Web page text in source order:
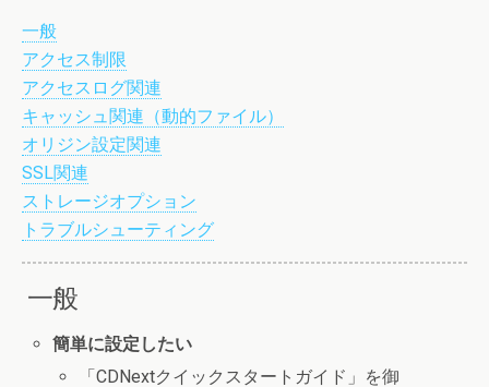
一般
アクセス制限
アクセスログ関連
キャッシュ関連（動的ファイル）
オリジン設定関連
SSL関連
ストレージオプション
トラブルシューティング
一般
簡単に設定したい
「CDNextクイックスタートガイド」を御